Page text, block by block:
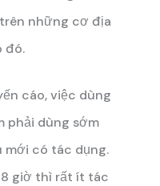
những cơ địa
đó.
cáo, việc dùng
phải dùng sớm
có tác dụng.
giờ thì rất ít tác